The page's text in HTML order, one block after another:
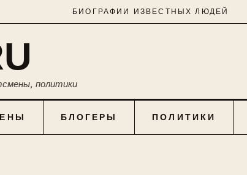
БИОГРАФИИ ИЗВЕСТНЫХ ЛЮДЕЙ
политики
БЛОГЕРЫ ПОЛИТИКИ